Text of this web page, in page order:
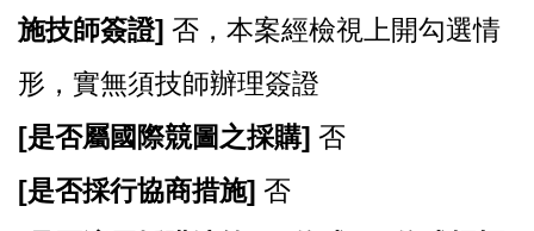
施技師簽證] 否，本案經檢視上開勾選情
形，實無須技師辦理簽證
[是否屬國際競圖之採購] 否
[是否採行協商措施] 否